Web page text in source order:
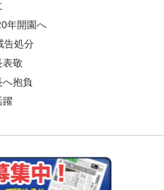
年開園へ
告処分
表敬
抱負
躍